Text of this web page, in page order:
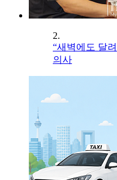
2.
“새벽에도 달
의사